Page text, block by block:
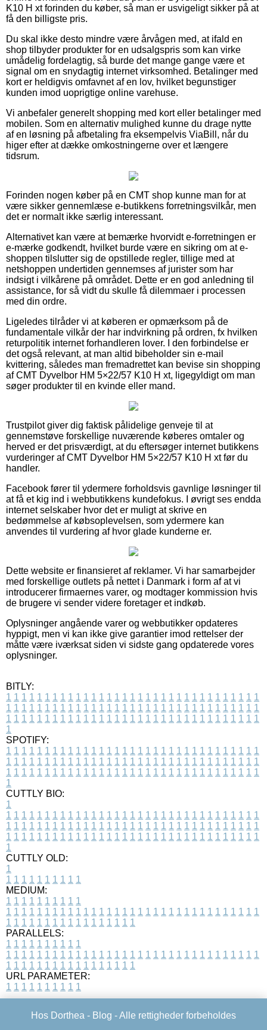
K10 H xt forinden du køber, så man er usvigeligt sikker på at
få den billigste pris.
Du skal ikke desto mindre være årvågen med, at ifald en
shop tilbyder produkter for en udsalgspris som kan virke
umådelig fordelagtig, så burde det mange gange være et
signal om en snydagtig internet virksomhed. Betalinger med
kort er heldigvis omfavnet af en lov, hvilket begunstiger
kunden imod uoprigtige online varehuse.
Vi anbefaler generelt shopping med kort eller betalinger med
mobilen. Som en alternativ mulighed kunne du drage nytte
af en løsning på afbetaling fra eksempelvis ViaBill, når du
higer efter at dække omkostningerne over et længere
tidsrum.
Forinden nogen køber på en CMT shop kunne man for at
være sikker gennemlæse e-butikkens forretningsvilkår, men
det er normalt ikke særlig interessant.
Alternativet kan være at bemærke hvorvidt e-forretningen er
e-mærke godkendt, hvilket burde være en sikring om at e-
shoppen tilslutter sig de opstillede regler, tillige med at
netshoppen undertiden gennemses af jurister som har
indsigt i vilkårene på området. Dette er en god anledning til
assistance, for så vidt du skulle få dilemmaer i processen
med din ordre.
Ligeledes tilråder vi at køberen er opmærksom på de
fundamentale vilkår der har indvirkning på ordren, fx hvilken
returpolitik internet forhandleren lover. I den forbindelse er
det også relevant, at man altid bibeholder sin e-mail
kvittering, således man fremadrettet kan bevise sin shopping
af CMT Dyvelbor HM 5×22/57 K10 H xt, ligegyldigt om man
søger produkter til en kvinde eller mand.
Trustpilot giver dig faktisk pålidelige genveje til at
gennemstøve forskellige nuværende køberes omtaler og
herved er det prisværdigt, at du eftersøger internet butikkens
vurderinger af CMT Dyvelbor HM 5×22/57 K10 H xt før du
handler.
Facebook fører til ydermere forholdsvis gavnlige løsninger til
at få et kig ind i webbutikkens kundefokus. I øvrigt ses endda
internet selskaber hvor det er muligt at skrive en
bedømmelse af købsoplevelsen, som ydermere kan
anvendes til vurdering af hvor glade kunderne er.
Dette website er finansieret af reklamer. Vi har samarbejder
med forskellige outlets på nettet i Danmark i form af at vi
introducerer firmaernes varer, og modtager kommission hvis
de brugere vi sender videre foretager et indkøb.
Oplysninger angående varer og webbutikker opdateres
hyppigt, men vi kan ikke give garantier imod rettelser der
måtte være iværksat siden vi sidste gang opdaterede vores
oplysninger.
BITLY:
1 1 1 1 1 1 1 1 1 1 1 1 1 1 1 1 1 1 1 1 1 1 1 1 1 1 1 1 1 1 1 1 1
1 1 1 1 1 1 1 1 1 1 1 1 1 1 1 1 1 1 1 1 1 1 1 1 1 1 1 1 1 1 1 1 1
1 1 1 1 1 1 1 1 1 1 1 1 1 1 1 1 1 1 1 1 1 1 1 1 1 1 1 1 1 1 1 1 1
1
SPOTIFY:
1 1 1 1 1 1 1 1 1 1 1 1 1 1 1 1 1 1 1 1 1 1 1 1 1 1 1 1 1 1 1 1 1
1 1 1 1 1 1 1 1 1 1 1 1 1 1 1 1 1 1 1 1 1 1 1 1 1 1 1 1 1 1 1 1 1
1 1 1 1 1 1 1 1 1 1 1 1 1 1 1 1 1 1 1 1 1 1 1 1 1 1 1 1 1 1 1 1 1
1
CUTTLY BIO:
1
1 1 1 1 1 1 1 1 1 1 1 1 1 1 1 1 1 1 1 1 1 1 1 1 1 1 1 1 1 1 1 1 1
1 1 1 1 1 1 1 1 1 1 1 1 1 1 1 1 1 1 1 1 1 1 1 1 1 1 1 1 1 1 1 1 1
1 1 1 1 1 1 1 1 1 1 1 1 1 1 1 1 1 1 1 1 1 1 1 1 1 1 1 1 1 1 1 1 1
1
CUTTLY OLD:
1
1 1 1 1 1 1 1 1 1 1
MEDIUM:
1 1 1 1 1 1 1 1 1 1
1 1 1 1 1 1 1 1 1 1 1 1 1 1 1 1 1 1 1 1 1 1 1 1 1 1 1 1 1 1 1 1 1
1 1 1 1 1 1 1 1 1 1 1 1 1 1 1 1 1
PARALLELS:
1 1 1 1 1 1 1 1 1 1
1 1 1 1 1 1 1 1 1 1 1 1 1 1 1 1 1 1 1 1 1 1 1 1 1 1 1 1 1 1 1 1 1
1 1 1 1 1 1 1 1 1 1 1 1 1 1 1 1 1
URL PARAMETER:
1 1 1 1 1 1 1 1 1 1
Hos Dorthea - Blog - Alle rettigheder forbeholdes